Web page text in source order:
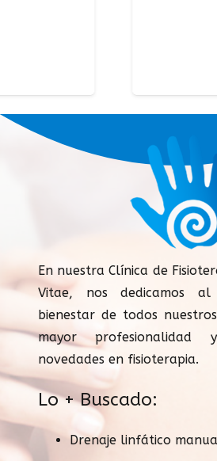
En nuestra Clínica de
Vitae, nos dedicamos
bienestar de todos
mayor
novedades en fisioterapia.
Lo + Buscado:
Drenaje linfático